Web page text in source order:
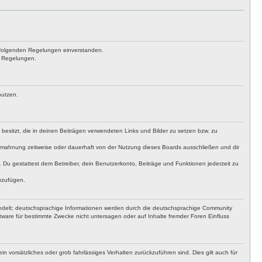
Regelungen einverstanden.
die in deinen Beiträgen verwendeten Links und Bilder zu setzen bzw. zu
zeitweise oder dauerhaft von der Nutzung dieses Boards ausschließen und dir
gestattest dem Betreiber, dein Benutzerkonto, Beiträge und Funktionen jederzeit zu
deutschsprachige Informationen werden durch die deutschsprachige Community
für bestimmte Zwecke nicht untersagen oder auf Inhalte fremder Foren Einfluss
vorsätzliches oder grob fahrlässiges Verhalten zurückzuführen sind. Dies gilt auch für